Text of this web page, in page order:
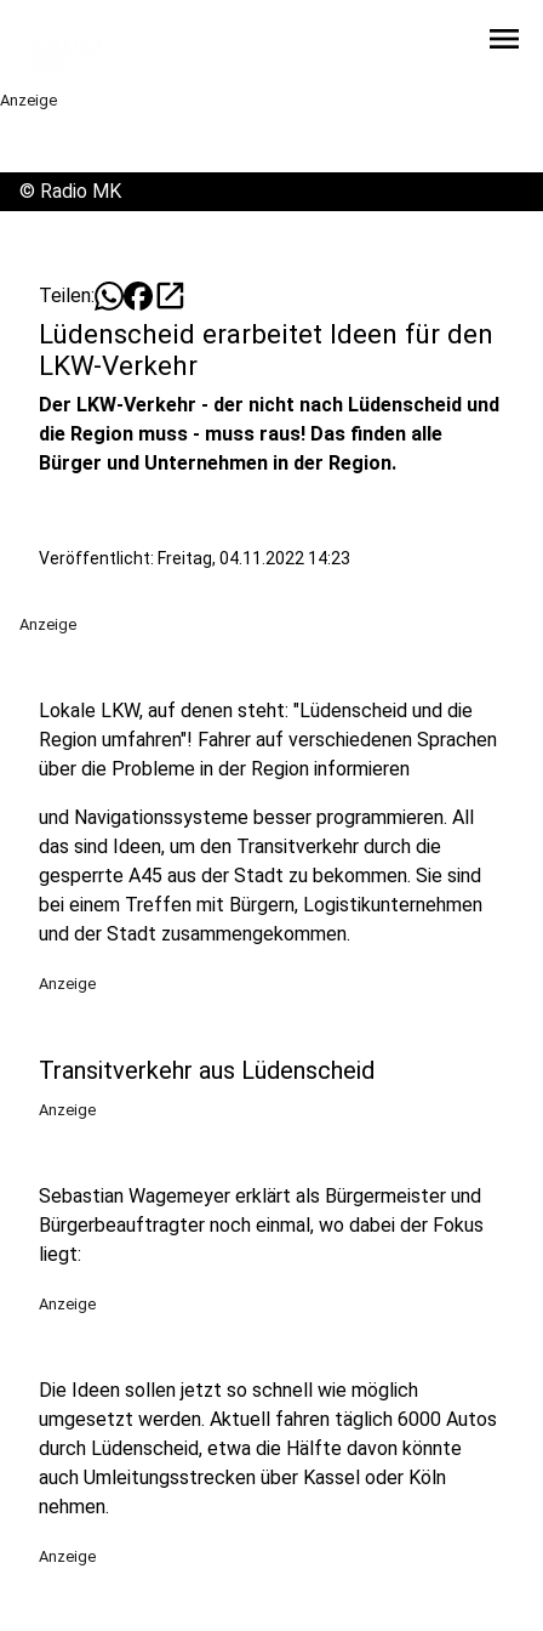
menu
Anzeige
© Radio MK
Teilen: open_in_new
Lüdenscheid erarbeitet Ideen für den
LKW-Verkehr
Der LKW-Verkehr - der nicht nach Lüdenscheid und
die Region muss - muss raus! Das finden alle
Bürger und Unternehmen in der Region.
Veröffentlicht: Freitag, 04.11.2022 14:23
Anzeige
Lokale LKW, auf denen steht: "Lüdenscheid und die
Region umfahren"! Fahrer auf verschiedenen Sprachen
über die Probleme in der Region informieren
und Navigationssysteme besser programmieren. All
das sind Ideen, um den Transitverkehr durch die
gesperrte A45 aus der Stadt zu bekommen. Sie sind
bei einem Treffen mit Bürgern, Logistikunternehmen
und der Stadt zusammengekommen.
Anzeige
Transitverkehr aus Lüdenscheid
Anzeige
Sebastian Wagemeyer erklärt als Bürgermeister und
Bürgerbeauftragter noch einmal, wo dabei der Fokus
liegt:
Anzeige
Die Ideen sollen jetzt so schnell wie möglich
umgesetzt werden. Aktuell fahren täglich 6000 Autos
durch Lüdenscheid, etwa die Hälfte davon könnte
auch Umleitungsstrecken über Kassel oder Köln
nehmen.
Anzeige